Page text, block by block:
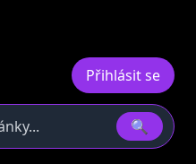
Přihlásit se
🔍